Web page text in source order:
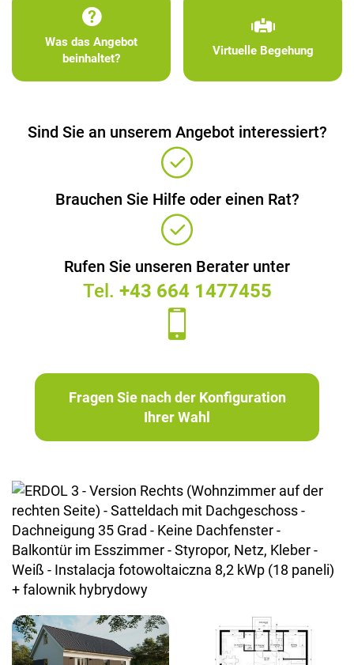
Was das Angebot
beinhaltet?
Virtuelle Begehung
Sind Sie an unserem Angebot interessiert?
Brauchen Sie Hilfe oder einen Rat?
Rufen Sie unseren Berater unter
Tel. +43 664 1477455
Fragen Sie nach der Konfiguration
Ihrer Wahl